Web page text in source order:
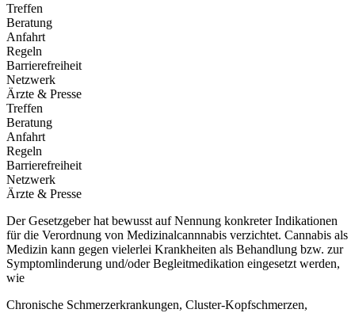
Treffen
Beratung
Anfahrt
Regeln
Barrierefreiheit
Netzwerk
Ärzte & Presse
Treffen
Beratung
Anfahrt
Regeln
Barrierefreiheit
Netzwerk
Ärzte & Presse
Der Gesetzgeber hat bewusst auf Nennung konkreter Indikationen
für die Verordnung von Medizinalcannnabis verzichtet. Cannabis als
Medizin kann gegen vielerlei Krankheiten als Behandlung bzw. zur
Symptomlinderung und/oder Begleitmedikation eingesetzt werden,
wie
Chronische Schmerzerkrankungen, Cluster-Kopfschmerzen,